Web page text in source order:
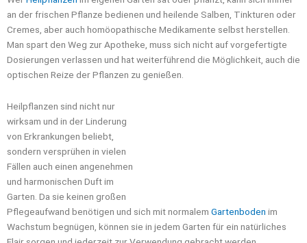
an der frischen Pflanze bedienen und heilende Salben, Tinkturen oder
Cremes, aber auch homöopathische Medikamente selbst herstellen.
Man spart den Weg zur Apotheke, muss sich nicht auf vorgefertigte
Dosierungen verlassen und hat weiterführend die Möglichkeit, auch die
optischen Reize der Pflanzen zu genießen.
Heilpflanzen sind nicht nur
wirksam und in der Linderung
von Erkrankungen beliebt,
sondern versprühen in vielen
Fällen auch einen angenehmen
und harmonischen Duft im
Garten. Da sie keinen großen
Pflegeaufwand benötigen und sich mit normalem Gartenboden im
Wachstum begnügen, können sie in jedem Garten für ein natürliches